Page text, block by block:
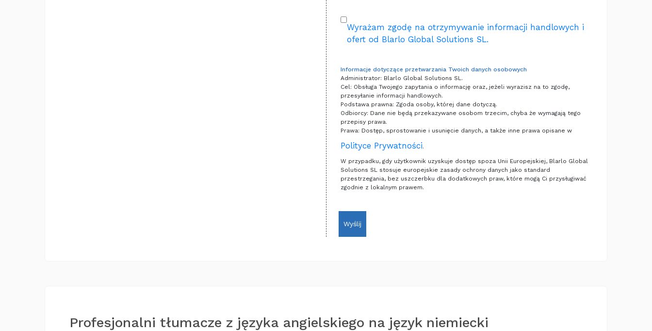
Wyrażam zgodę na otrzymywanie informacji handlowych i
ofert od Blarlo Global Solutions SL.
Informacje dotyczące przetwarzania Twoich danych osobowych
Administrator: Blarlo Global Solutions SL.
Cel: Obsługa Twojego zapytania o informację oraz, jeżeli wyrazisz na to zgodę,
przesyłanie informacji handlowych.
Podstawa prawna: Zgoda osoby, której dane dotyczą.
Odbiorcy: Dane nie będą przekazywane osobom trzecim, chyba że wymagają tego
przepisy prawa.
Prawa: Dostęp, sprostowanie i usunięcie danych, a także inne prawa opisane w
Polityce Prywatności.
W przypadku, gdy użytkownik uzyskuje dostęp spoza Unii Europejskiej, Blarlo Global
Solutions SL stosuje europejskie zasady ochrony danych jako standard
przestrzegania, bez uszczerbku dla dodatkowych praw, które mogą Ci przysługiwać
zgodnie z lokalnym prawem.
Wyślij
Profesjonalni tłumacze z języka angielskiego na język niemiecki